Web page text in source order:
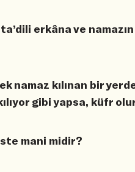
erkâna ve
namaz kılınan bir
gibi yapsa, küfr
mani midir?